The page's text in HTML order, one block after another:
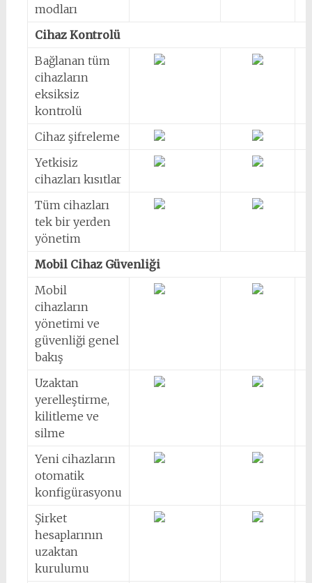
modları
Cihaz Kontrolü
Bağlanan tüm
cihazların
eksiksiz
kontrolü
Cihaz şifreleme
Yetkisiz
cihazları kısıtlar
Tüm cihazları
tek bir yerden
yönetim
Mobil Cihaz Güvenliği
Mobil
cihazların
yönetimi ve
güvenliği genel
bakış
Uzaktan
yerelleştirme,
kilitleme ve
silme
Yeni cihazların
otomatik
konfigürasyonu
Şirket
hesaplarının
uzaktan
kurulumu